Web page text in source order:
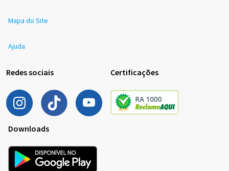
Mapa do Site
Ajuda
Redes sociais Certificações
Downloads